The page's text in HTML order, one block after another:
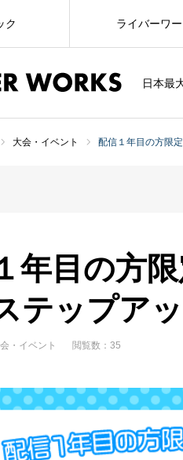
日本最
ク ライバーワ
大会・イベント 配信１年目の方限
年目の方
テップア
・イベント 閲覧数：35